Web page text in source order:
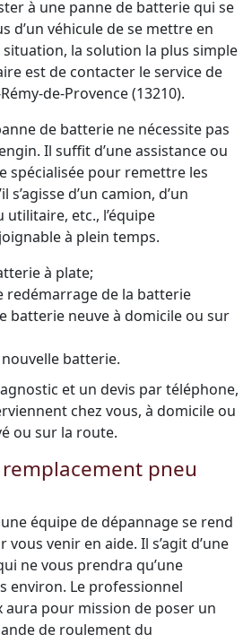
à une panne de batterie qui se
d’un véhicule de se mettre en
situation, la solution la plus simple
est de contacter le service de
de-Provence (13210).
de batterie ne nécessite pas
Il suffit d’une assistance ou
spécialisée pour remettre les
s’agisse d’un camion, d’un
etc., l’équipe
à plein temps.
à plate;
redémarrage de la batterie
batterie neuve à domicile ou sur
batterie.
et un devis par téléphone,
chez vous, à domicile ou
ou sur la route.
pneu
équipe de dépannage se rend
venir en aide. Il s’agit d’une
ne vous prendra qu’une
environ. Le professionnel
aura pour mission de poser un
de roulement du